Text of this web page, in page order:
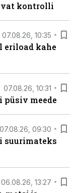
kontrolli
07.08.26, 10:35
eriload kahe
07.08.26, 10:31
püsiv meede
07.08.26, 09:30
suurimateks
06.08.26, 13:27